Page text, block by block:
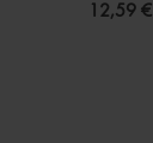
12,59 €